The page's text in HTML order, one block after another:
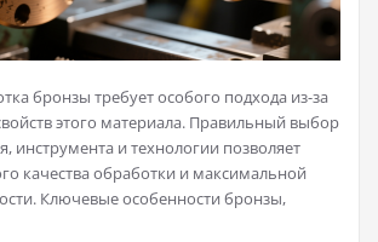
бронзы требует особого подхода из-за
этого материала. Правильный выбор
инструмента и технологии позволяет
качества обработки и максимальной
Ключевые особенности бронзы,